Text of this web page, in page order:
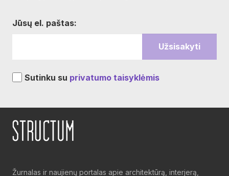
Jūsų el. paštas:
Sutinku su privatumo taisyklėmis
Žurnalas ir naujienų portalas apie architektūrą, interjerą,